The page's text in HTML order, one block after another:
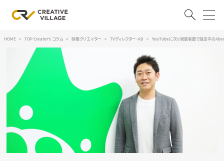
ログイン 会員登録
クリエイター求人を探す
CREATIVE JOB求人検索
特集求人
採用説明会
HOME TOP Creator's コラム 映像クリエイター TVディレクター・AD YouTubeに次ぐ視聴者数で独走中の